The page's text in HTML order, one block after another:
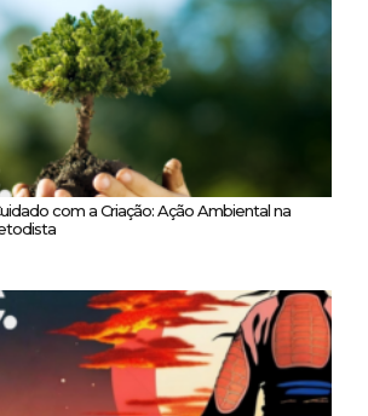
com a Criação: Ação Ambiental na